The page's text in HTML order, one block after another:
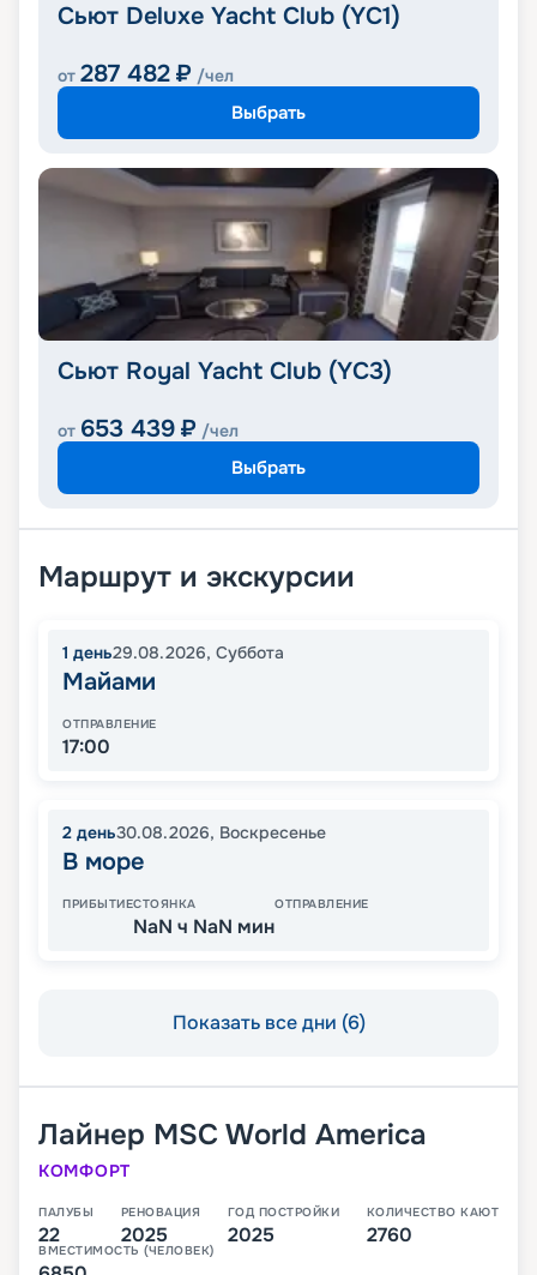
Сьют Deluxe Yacht Club (YC1)
от 287 482 ₽ /чел
Выбрать
Сьют Royal Yacht Club (YC3)
от 653 439 ₽ /чел
Выбрать
Маршрут и экскурсии
1 день29.08.2026, Суббота
Майами
ОТПРАВЛЕНИЕ
17:00
2 день30.08.2026, Воскресенье
В море
ПРИБЫТИЕСТОЯНКА
NaN ч NaN мин
ОТПРАВЛЕНИЕ
Показать все дни (6)
Лайнер MSC World America
КОМФОРТ
ПАЛУБЫ
22
РЕНОВАЦИЯ
2025
ГОД ПОСТРОЙКИ
2025
КОЛИЧЕСТВО КАЮТ
2760
ВМЕСТИМОСТЬ (ЧЕЛОВЕК)